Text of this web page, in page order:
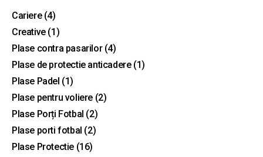
Cariere(4)
Creative(1)
Plase contra pasarilor(4)
Plase de protectie anticadere(1)
Plase Padel (1)
Plase pentru voliere (2)
Plase Porți Fotbal (2)
Plase porti fotbal (2)
Plase Protectie (16)